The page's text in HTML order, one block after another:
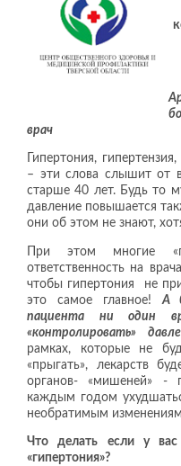
врач
Гипертония,
– эти слова слышит от
старше 40 лет. Будь то
давление повышается
они об этом не знают,
При этом многие
ответственность на
чтобы гипертония не
это самое главное! А
пациента ни один
«контролировать»
рамках, которые не
«прыгать», лекарств
органов- «мишеней» -
каждым годом
необратимым
Что делать если у вас
«гипертония»?